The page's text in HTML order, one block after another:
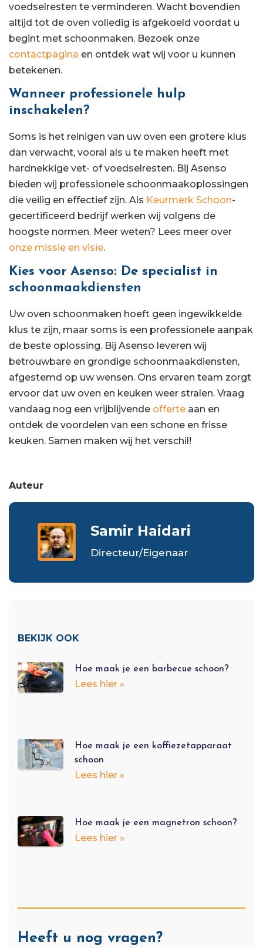
voedselresten te verminderen. Wacht bovendien
altijd tot de oven volledig is afgekoeld voordat u
begint met schoonmaken. Bezoek onze
contactpagina en ontdek wat wij voor u kunnen
betekenen.
Wanneer professionele hulp
inschakelen?
Soms is het reinigen van uw oven een grotere klus
dan verwacht, vooral als u te maken heeft met
hardnekkige vet- of voedselresten. Bij Asenso
bieden wij professionele schoonmaakoplossingen
die veilig en effectief zijn. Als Keurmerk Schoon-
gecertificeerd bedrijf werken wij volgens de
hoogste normen. Meer weten? Lees meer over
onze missie en visie.
Kies voor Asenso: De specialist in
schoonmaakdiensten
Uw oven schoonmaken hoeft geen ingewikkelde
klus te zijn, maar soms is een professionele aanpak
de beste oplossing. Bij Asenso leveren wij
betrouwbare en grondige schoonmaakdiensten,
afgestemd op uw wensen. Ons ervaren team zorgt
ervoor dat uw oven en keuken weer stralen. Vraag
vandaag nog een vrijblijvende offerte aan en
ontdek de voordelen van een schone en frisse
keuken. Samen maken wij het verschil!
Auteur
Samir Haidari
Directeur/Eigenaar
BEKIJK OOK
Hoe maak je een barbecue schoon?
Lees hier »
Hoe maak je een koffiezetapparaat
schoon
Lees hier »
Hoe maak je een magnetron schoon?
Lees hier »
Heeft u nog vragen?